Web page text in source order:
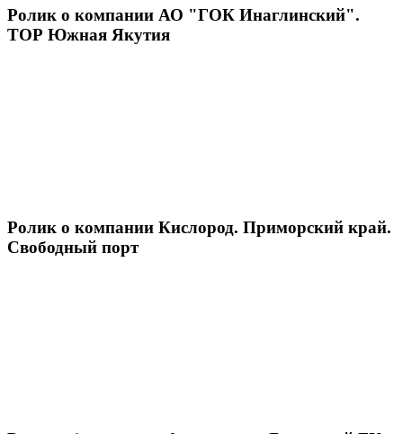
Ролик о компании АО "ГОК Инаглинский".
ТОР Южная Якутия
Ролик о компании Кислород. Приморский край.
Свободный порт